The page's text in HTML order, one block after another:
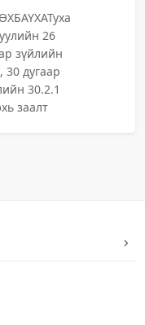
26
зүйлийн
30 дугаар
30.2.1
заалт